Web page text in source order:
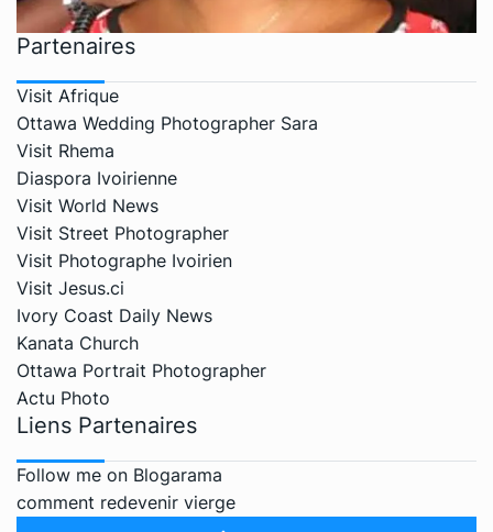
Partenaires
Visit Afrique
Ottawa Wedding Photographer Sara
Visit Rhema
Diaspora Ivoirienne
Visit World News
Visit Street Photographer
Visit Photographe Ivoirien
Visit Jesus.ci
Ivory Coast Daily News
Kanata Church
Ottawa Portrait Photographer
Actu Photo
Liens Partenaires
Follow me on Blogarama
comment redevenir vierge